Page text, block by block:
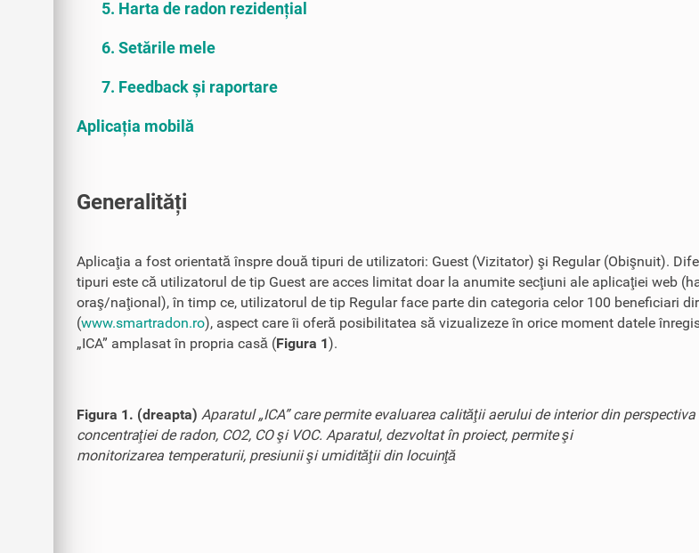
5. Harta de radon rezidențial
6. Setările mele
7. Feedback și raportare
Aplicația mobilă
Generalități
Aplicaţia a fost orientată înspre două tipuri de utilizatori: Guest (Vizitator) şi Regular (Obişnuit).
tipuri este că utilizatorul de tip Guest are acces limitat doar la anumite secţiuni ale aplicaţiei web
oraş/naţional), în timp ce, utilizatorul de tip Regular face parte din categoria celor 100 beneficiari
(www.smartradon.ro), aspect care îi oferă posibilitatea să vizualizeze în orice moment datele
„ICA” amplasat în propria casă (Figura 1).
Figura 1. (dreapta) Aparatul „ICA” care permite evaluarea calităţii aerului de interior din perspectiva
concentraţiei de radon, CO2, CO şi VOC. Aparatul, dezvoltat în proiect, permite şi
monitorizarea temperaturii, presiunii şi umidităţii din locuinţă